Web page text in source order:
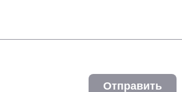
Отправить